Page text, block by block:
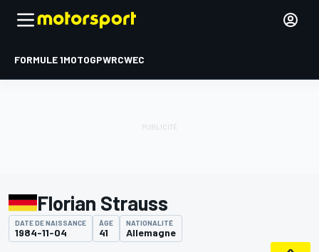
FORMULE 1MOTOGPWRCWEC
Florian Strauss
DATE DE NAISSANCE
1984-11-04
ÂGE
41
NATIONALITÉ
Allemagne